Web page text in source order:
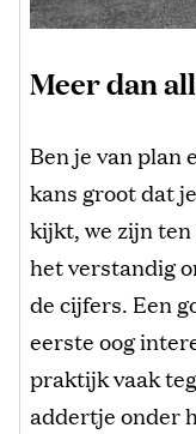
Meer dan
Ben je van plan
kans groot dat
kijkt, we zijn
het verstandig
de cijfers. Een
eerste oog
praktijk vaak
addertje onder